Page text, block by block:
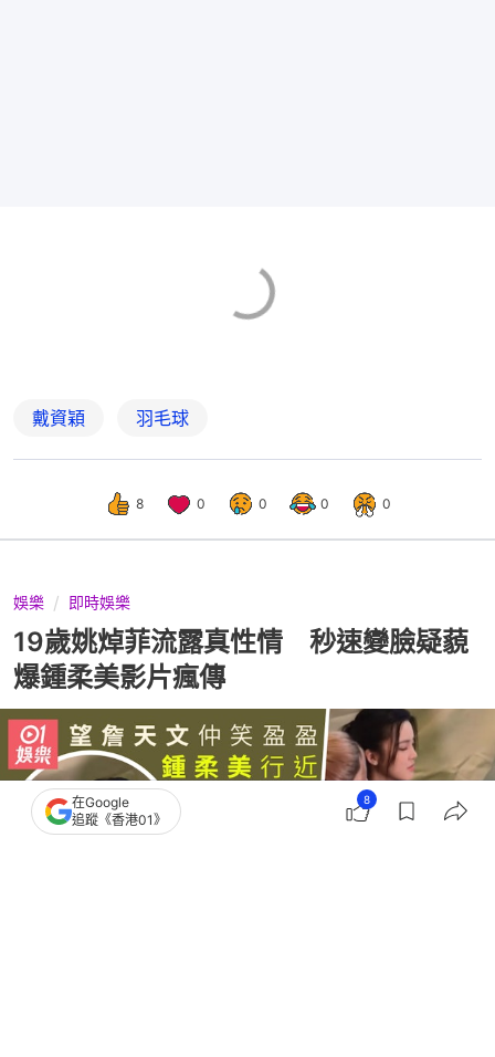
戴資穎 羽毛球
8 0 0 0 0
娛樂 即時娛樂
19歲姚焯菲流露真性情 秒速變臉疑藐
爆鍾柔美影片瘋傳
在Google
追蹤《香港01》
8